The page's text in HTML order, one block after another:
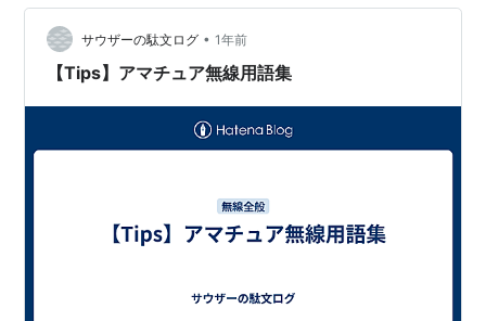
サウザーの駄文ログ • 1年前
【Tips】アマチュア無線用語集